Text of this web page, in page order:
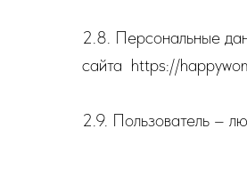
2.8. Персональные
сайта https://
2.9. Пользователь –